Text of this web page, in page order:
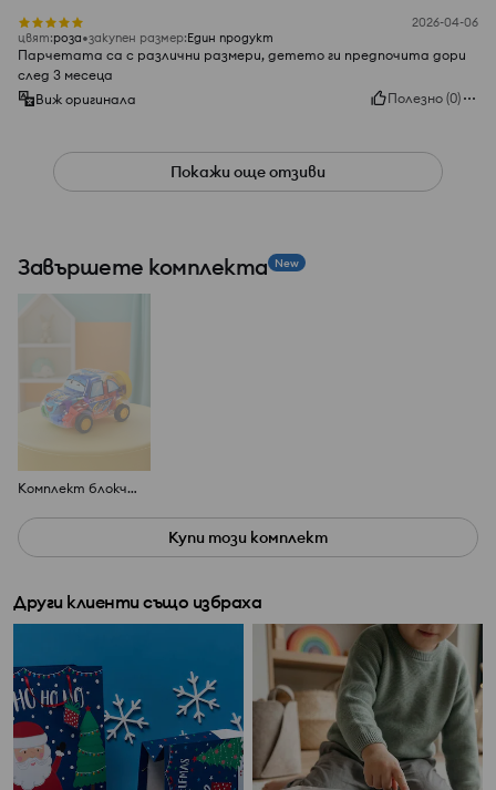
2026-04-06
цвят:роза закупен размер:Един продукт
Парчетата са с различни размери, детето ги предпочита дори
след 3 месеца
Виж оригинала
Полезно (0)
Покажи още отзиви
Завършете комплекта New
Kомплект блокчета в декоративен контейнер
Купи този комплект
Други клиенти също избраха